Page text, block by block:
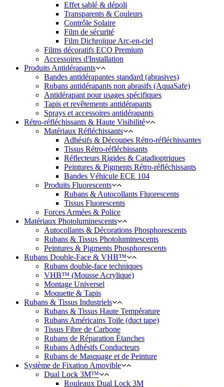
Effet sablé & dépoli
Transparents & Couleurs
Contrôle Solaire
Film de sécurité
Film Dichroïque Arc-en-ciel
Films décoratifs ECO Premium
Accessoires d'Installation
Produits Antidérapants
Bandes antidérapantes standard (abrasives)
Rubans antidérapants non abrasifs (AquaSafe)
Antidérapant pour usages spécifiques
Tapis et revêtements antidérapants
Sprays et accessoires antidérapants
Rétro-réfléchissants & Haute Visibilité
Matériaux Réfléchissants
Adhésifs & Découpes Rétro-réfléchissantes
Tissus Rétro-réfléchissants
Réflecteurs Rigides & Catadioptriques
Peintures & Pigments Rétro-réfléchissants
Bandes Véhicule ECE 104
Produits Fluorescents
Rubans & Autocollants Fluorescents
Tissus Fluorescents
Forces Armées & Police
Matériaux Photoluminescents
Autocollants & Décorations Phosphorescents
Rubans & Tissus Photoluminescents
Peintures & Pigments Phosphorescents
Rubans Double-Face & VHB™
Rubans double-face techniques
VHB™ (Mousse Acrylique)
Montage Universel
Moquette & Tapis
Rubans & Tissus Industriels
Rubans & Tissus Haute Température
Rubans Américains Toile (duct tape)
Tissus Fibre de Carbone
Rubans de Réparation Étanches
Rubans Adhésifs Conducteurs
Rubans de Masquage et de Peinture
Système de Fixation Amovible
Dual Lock 3M™
Rouleaux Dual Lock 3M